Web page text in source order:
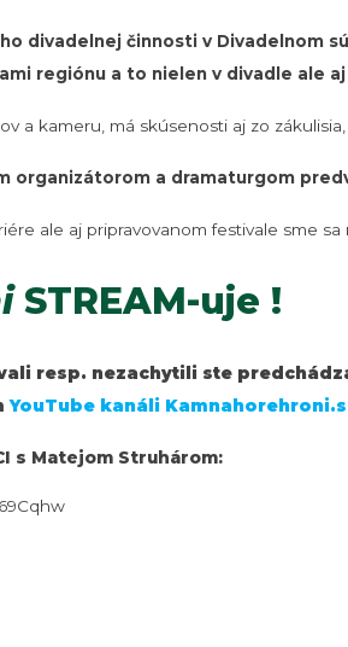
divadelnej činnosti v Divadelnom
regiónu a to nielen v divadle ale
a kameru, má skúsenosti aj zo
organizátorom a dramaturgom
ale aj pripravovanom festivale sme sa
STREAM-uje !
resp. nezachytili ste
YouTube kanáli
s Matejom Struhárom: